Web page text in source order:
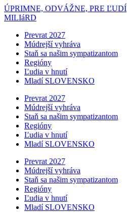
ÚPRIMNE, ODVÁŽNE, PRE ĽUDÍ
MILIáRD
Prevrat 2027
Múdrejší vyhráva
Staň sa našim sympatizantom
Regióny
Ľudia v hnutí
Mladí SLOVENSKO
Prevrat 2027
Múdrejší vyhráva
Staň sa našim sympatizantom
Regióny
Ľudia v hnutí
Mladí SLOVENSKO
Prevrat 2027
Múdrejší vyhráva
Staň sa našim sympatizantom
Regióny
Ľudia v hnutí
Mladí SLOVENSKO